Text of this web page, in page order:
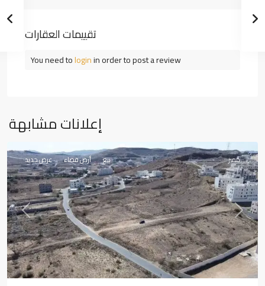
تقييمات العقارات
You need tologinin order to post a review
إعلانات مشابهة
Next
مميز بيع أرض فضاء عرض جديد